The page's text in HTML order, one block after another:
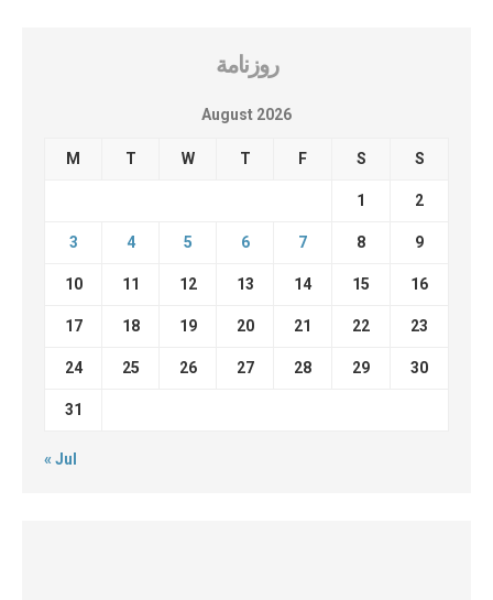
روزنامة
August 2026
M T W T F S S
1 2
3 4 5 6 7 8 9
10 11 12 13 14 15 16
17 18 19 20 21 22 23
24 25 26 27 28 29 30
31
« Jul